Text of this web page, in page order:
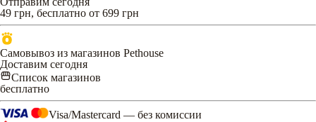
49 грн, бесплатно от 699 грн
Самовывоз из магазинов Pethouse
Доставим сегодня
Список магазинов
бесплатно
Visa/Mastercard — без комиссии